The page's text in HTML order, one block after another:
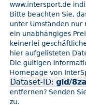
www.intersport.de
Bitte beachten Sie,
unter Umständen nur
ein unabhängiges
keinerlei
hier aufgelisteten
Die gültigen
Homepage von
Dataset-ID: gid/
entfernen? Senden
zu.